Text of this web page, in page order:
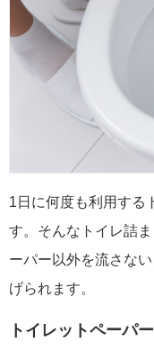
1日に何度も利用する
す。そんなトイレ詰
ーパー以外を流さな
げられます。
トイレットペーパ